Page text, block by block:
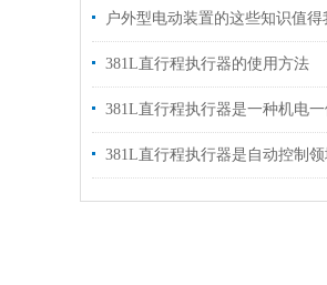
381L直行程执行器的使用方法